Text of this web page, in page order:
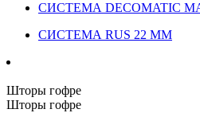
СИСТЕМА DECOMATIC
СИСТЕМА RUS 22 ММ
Шторы гофре
Шторы гофре